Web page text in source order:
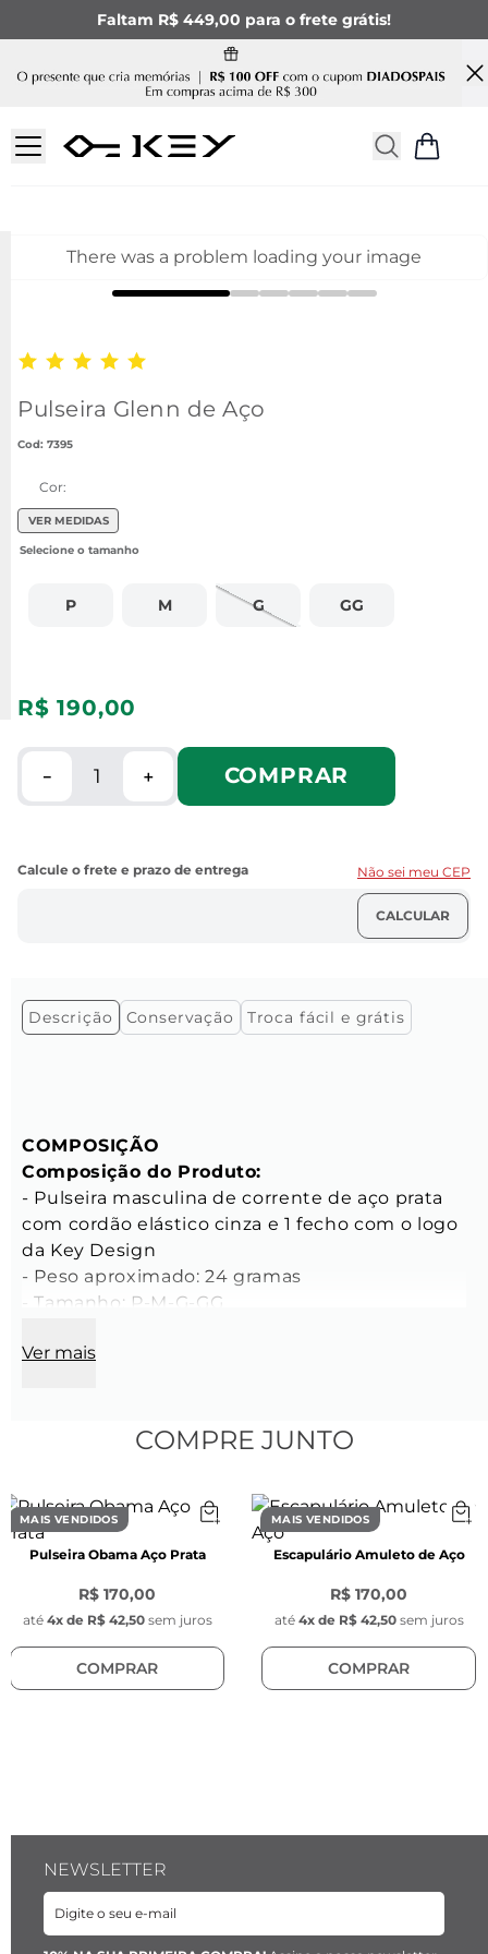
Faltam R$ 449,00 para o frete grátis!
There was a problem loading your image
Pulseira Glenn de Aço
: 7395
Cor:
VER MEDIDAS
P M G GG
R$ 190,00
＋
－ COMPRAR
Não sei meu CEP
Descrição Conservação Troca fácil e grátis
COMPOSIÇÃO
Composição do Produto:
- Pulseira masculina de corrente de aço prata
com cordão elástico cinza e 1 fecho com o logo
da Key Design
- Peso aproximado: 24 gramas
- Tamanho: P-M-G-GG
CARACTERÍSTICAS
- Largura do elo: 9,5 mm
- Material: Aço inoxidável
- Modelo da corrente: Grumet meio fio
texturizada
Características do Fecho:
- Comprimento: 30 mm
- Largura: 7 mm
- Espessura: 4 mm
Características do Cordão:
- Espessura: 3 mm
- Cor: Cinza
Ver mais
COMPRE JUNTO
MAIS VENDIDOS
Pulseira Obama Aço Prata
R$ 170,00
até 4x de R$ 42,50 sem juros
COMPRAR
MAIS VENDIDOS
Escapulário Amuleto de Aço
R$ 170,00
até 4x de R$ 42,50 sem juros
COMPRAR
NEWSLETTER